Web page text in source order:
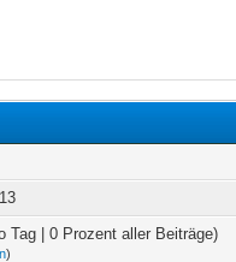
Tag | 0 Prozent aller Beiträge)
)